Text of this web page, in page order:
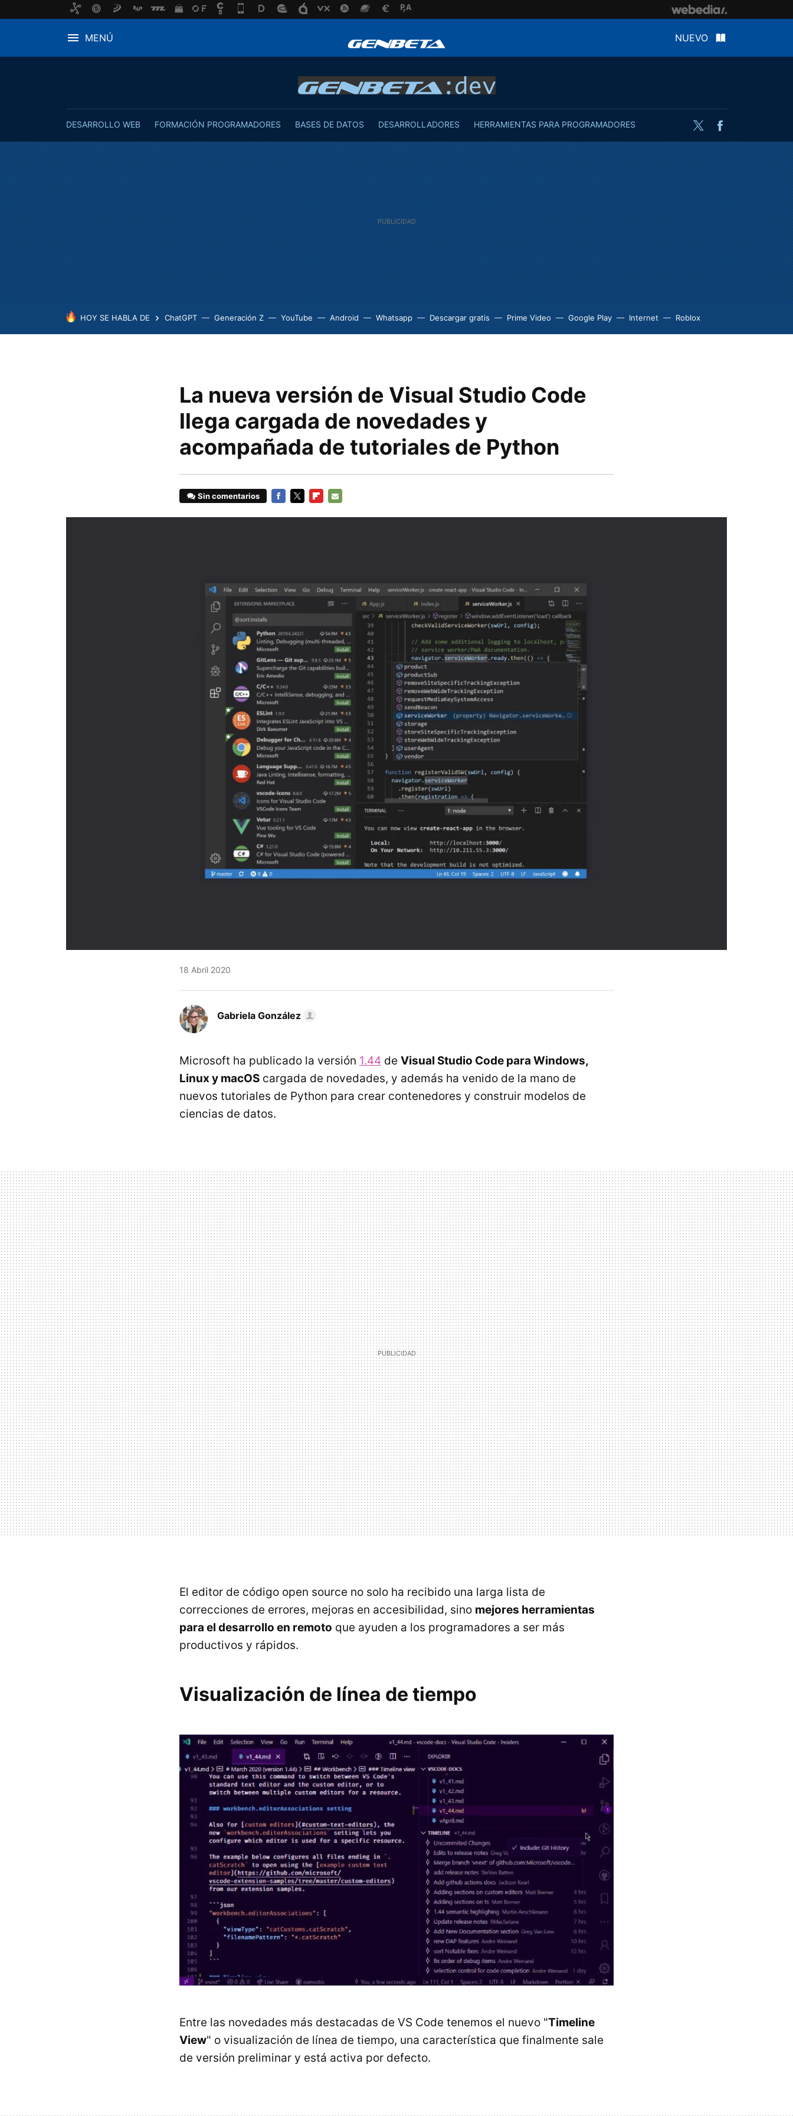
MENÚ NUEVO
DESARROLLO WEB FORMACIÓN PROGRAMADORES BASES DE DATOS DESARROLLADORES HERRAMIENTAS PARA PROGRAMADORES Twitter
HOY SE HABLA DE ChatGPT Generación Z YouTube Android Whatsapp Descargar gratis Prime Video Google Play Internet Roblox
La nueva versión de Visual Studio Code
llega cargada de novedades y
acompañada de tutoriales de Python
Sin comentarios
18 Abril 2020
Gabriela González
Microsoft ha publicado la versión 1.44 de Visual Studio Code para Windows,
Linux y macOS cargada de novedades, y además ha venido de la mano de
nuevos tutoriales de Python para crear contenedores y construir modelos de
ciencias de datos.
El editor de código open source no solo ha recibido una larga lista de
correcciones de errores, mejoras en accesibilidad, sino mejores herramientas
para el desarrollo en remoto que ayuden a los programadores a ser más
productivos y rápidos.
Visualización de línea de tiempo
Entre las novedades más destacadas de VS Code tenemos el nuevo "Timeline
View" o visualización de línea de tiempo, una característica que finalmente sale
de versión preliminar y está activa por defecto.